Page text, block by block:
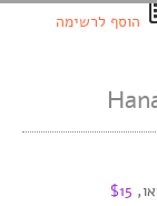
הוסף לרשימה
$15